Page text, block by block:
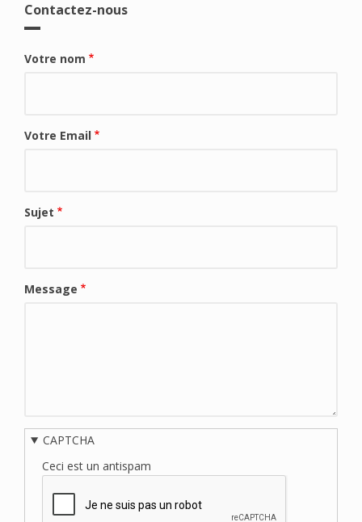
Contactez-nous
Votre nom
Votre Email
Sujet
Message
CAPTCHA
Ceci est un antispam